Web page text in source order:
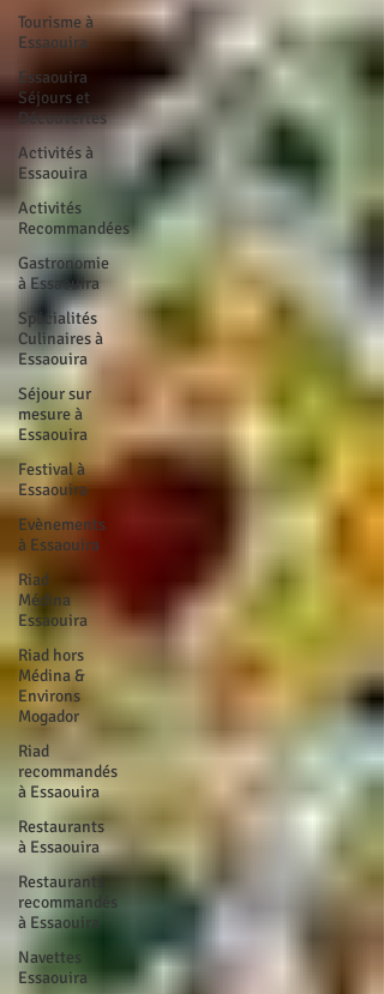
Tourisme à
Essaouira
Essaouira
Séjours et
Découvertes
Activités à
Essaouira
Activités
Recommandées
Gastronomie
à Essaouira
Spécialités
Culinaires à
Essaouira
Séjour sur
mesure à
Essaouira
Festival à
Essaouira
Evènements
à Essaouira
Riad
Médina
Essaouira
Riad hors
Médina &
Environs
Mogador
Riad
recommandés
à Essaouira
Restaurants
à Essaouira
Restaurants
recommandés
à Essaouira
Navettes
Essaouira